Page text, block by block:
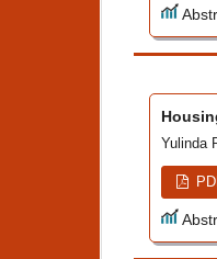
Yulinda